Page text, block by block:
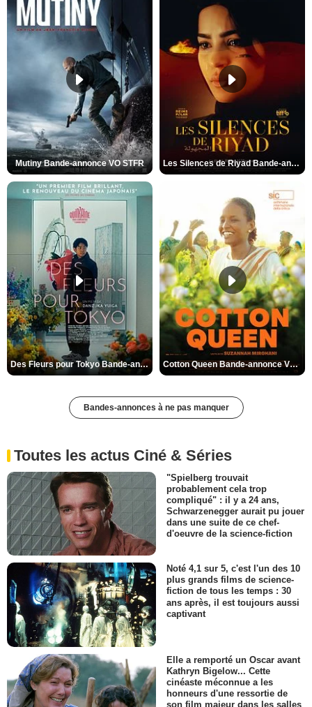
Mutiny Bande-annonce VO STFR Les Silences de Riyad Bande-annonce VO STFR
Des Fleurs pour Tokyo Bande-annonce VO STFR Cotton Queen Bande-annonce VO STFR
Bandes-annonces à ne pas manquer
Toutes les actus Ciné & Séries
"Spielberg trouvait
probablement cela trop
compliqué" : il y a 24 ans,
Schwarzenegger aurait pu jouer
dans une suite de ce chef-
d'oeuvre de la science-fiction
Noté 4,1 sur 5, c'est l'un des 10
plus grands films de science-
fiction de tous les temps : 30
ans après, il est toujours aussi
captivant
Elle a remporté un Oscar avant
Kathryn Bigelow... Cette
cinéaste méconnue a les
honneurs d'une ressortie de
son film majeur dans les salles